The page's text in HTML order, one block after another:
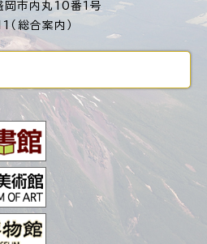
市内丸10番1号
総合案内）